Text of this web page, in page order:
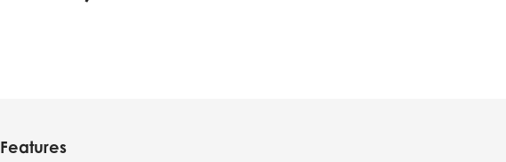
Features